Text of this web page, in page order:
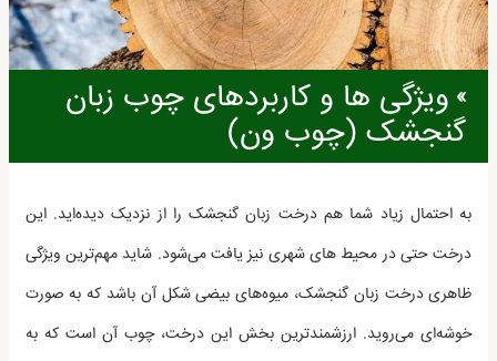
ویژگی ها و کاربردهای چوب زبان
گنجشک (چوب ون)
به احتمال زیاد شما هم درخت زبان گنجشک را از نزدیک دیده‌اید. این
درخت حتی در محیط های شهری نیز یافت می‌شود. شاید مهم‌ترین ویژگی
ظاهری درخت زبان گنجشک، میوه‌های بیضی شکل آن باشد که به صورت
خوشه‌ای می‌روید. ارزشمندترین بخش این درخت، چوب آن است که به